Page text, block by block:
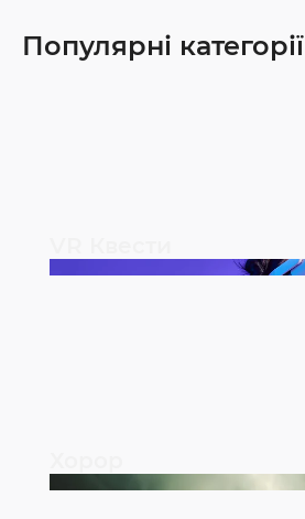
Популярні категорії